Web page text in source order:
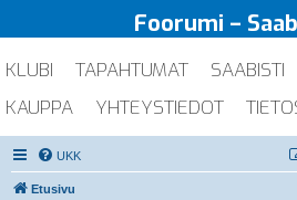
Foorumi –
KLUBI TAPAHTUMAT SAABISTI
KAUPPA
YHTEYSTIEDOT
UKK
Etusivu